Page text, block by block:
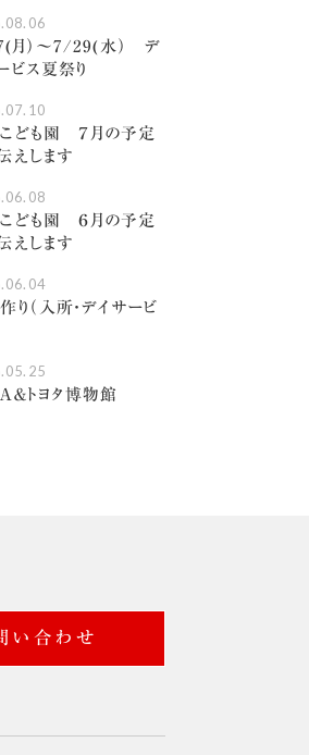
月）～7/29(水） デ
ビス夏祭り
ども園 ７月の予定
えします
ども園 ６月の予定
えします
り（入所・デイサービ
トヨタ博物館
い合わせ